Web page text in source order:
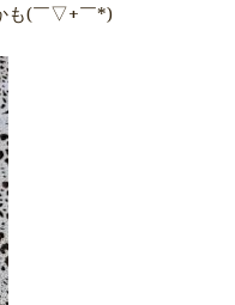
も(￣▽+￣*)